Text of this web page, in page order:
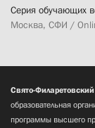
Серия обучающих
Москва, СФИ /
Свято-
образовательная
программы высшего